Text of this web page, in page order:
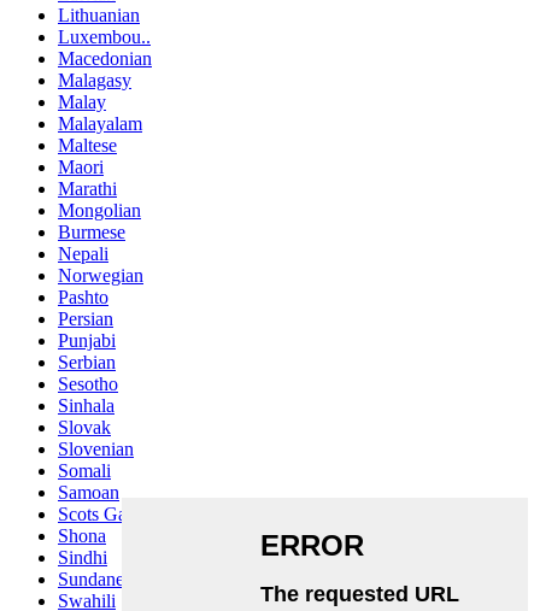
Lithuanian
Luxembou..
Macedonian
Malagasy
Malay
Malayalam
Maltese
Maori
Marathi
Mongolian
Burmese
Nepali
Norwegian
Pashto
Persian
Punjabi
Serbian
Sesotho
Sinhala
Slovak
Slovenian
Somali
Samoan
Scots Gaelic
Shona
Sindhi
Sundanese
Swahili